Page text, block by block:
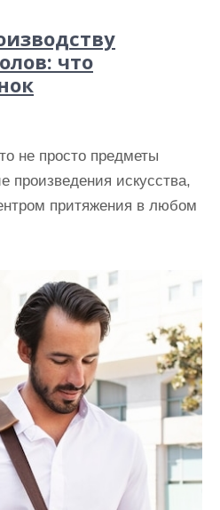
что
не просто предметы
произведения искусства,
притяжения в любом